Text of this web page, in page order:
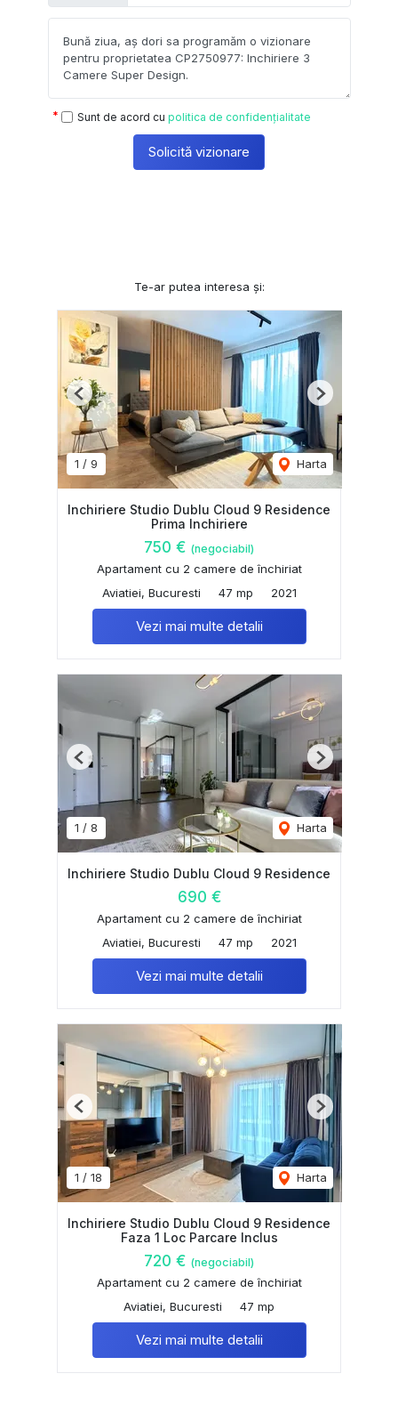
Sunt de acord cu politica de confidențialitate
Solicită vizionare
Te-ar putea interesa și:
1 / 9 Harta
Previous Next
Inchiriere Studio Dublu Cloud 9 Residence
Prima Inchiriere
750 € (negociabil)
Apartament cu 2 camere de închiriat
Aviatiei, Bucuresti
47 mp 2021
Vezi mai multe detalii
1 / 8 Harta
Previous Next
Inchiriere Studio Dublu Cloud 9 Residence
690 €
Apartament cu 2 camere de închiriat
Aviatiei, Bucuresti
47 mp 2021
Vezi mai multe detalii
1 / 18 Harta
Previous Next
Inchiriere Studio Dublu Cloud 9 Residence
Faza 1 Loc Parcare Inclus
720 € (negociabil)
Apartament cu 2 camere de închiriat
Aviatiei, Bucuresti
47 mp
Vezi mai multe detalii